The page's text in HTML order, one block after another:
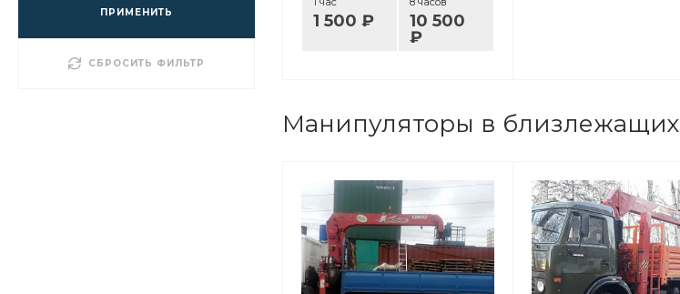
ПРИМЕНИТЬ
СБРОСИТЬ ФИЛЬТР
1 500 ₽
10 500
₽
Манипуляторы в близлежащих